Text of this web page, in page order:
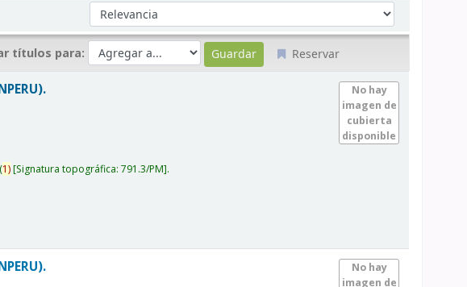
Ordenar por:
títulos para: Reservar
No hay
imagen de
cubierta
disponible
(1) Signatura topográfica:791.3/PM .
No hay
imagen de